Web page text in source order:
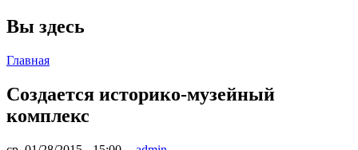
Вы здесь
Главная
Создается историко-музейный
комплекс